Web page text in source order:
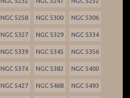
NGC 5258 NGC 5300 NGC 5306
NGC 5327 NGC 5329 NGC 5334
NGC 5339 NGC 5345 NGC 5356
NGC 5374 NGC 5382 NGC 5400
NGC 5427 NGC 5468 NGC 5493